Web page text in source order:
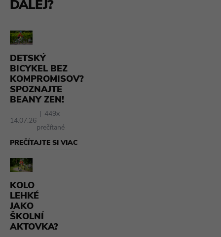
ĎALEJ?
DETSKÝ
BICYKEL BEZ
KOMPROMISOV?
SPOZNAJTE
BEANY ZEN!
14.07.26
449x
prečítané
PREČÍTAJTE SI VIAC
KOLO
LEHKÉ
JAKO
ŠKOLNÍ
AKTOVKA?